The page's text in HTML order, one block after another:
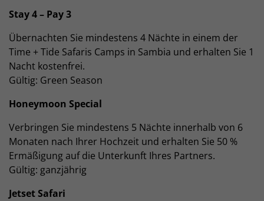
Stay 4 – Pay 3
Übernachten Sie mindestens 4 Nächte in einem der
Time + Tide Safaris Camps in Sambia und erhalten Sie 1
Nacht kostenfrei.
Gültig: Green Season
Honeymoon Special
Verbringen Sie mindestens 5 Nächte innerhalb von 6
Monaten nach Ihrer Hochzeit und erhalten Sie 50 %
Ermäßigung auf die Unterkunft Ihres Partners.
Gültig: ganzjährig
Jetset Safari